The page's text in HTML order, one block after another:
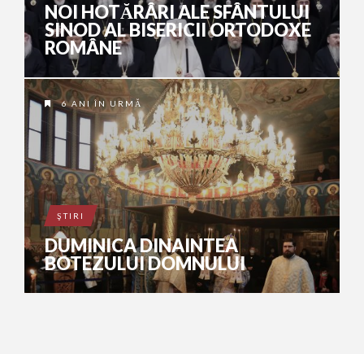
NOI HOTĂRÂRI ALE SFÂNTULUI
SINOD AL BISERICII ORTODOXE
ROMÂNE
6 ANI ÎN URMĂ
ŞTIRI
DUMINICA DINAINTEA
BOTEZULUI DOMNULUI